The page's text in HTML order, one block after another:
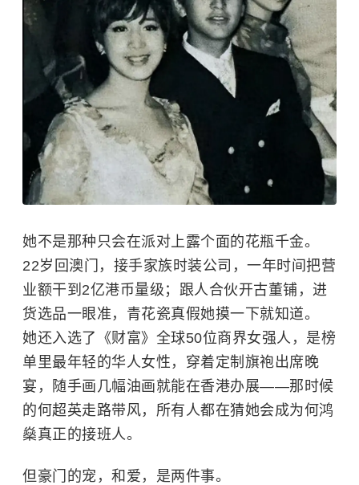
她不是那种只会在派对上露个面的花瓶千金。
22岁回澳门，接手家族时装公司，一年时间把营
业额干到2亿港币量级；跟人合伙开古董铺，进
货选品一眼准，青花瓷真假她摸一下就知道。
她还入选了《财富》全球50位商界女强人，是榜
单里最年轻的华人女性，穿着定制旗袍出席晚
宴，随手画几幅油画就能在香港办展——那时候
的何超英走路带风，所有人都在猜她会成为何鸿
燊真正的接班人。
但豪门的宠，和爱，是两件事。